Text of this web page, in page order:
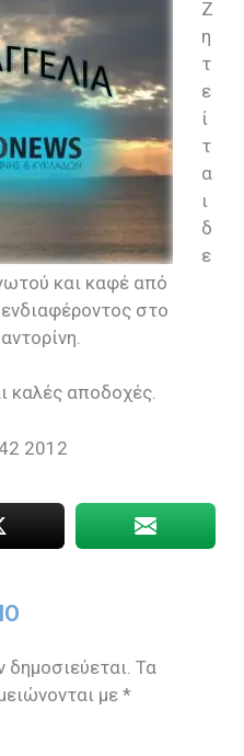
Ζ
η
τ
ε
ί
τ
α
ι
δ
ε
και καφέ από
στο
καλές αποδοχές.
2012
Τα
με*